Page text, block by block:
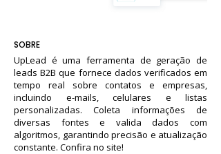
SOBRE
UpLead é uma ferramenta de geração de
leads B2B que fornece dados verificados em
tempo real sobre contatos e empresas,
incluindo e-mails, celulares e listas
personalizadas. Coleta informações de
diversas fontes e valida dados com
algoritmos, garantindo precisão e atualização
constante. Confira no site!